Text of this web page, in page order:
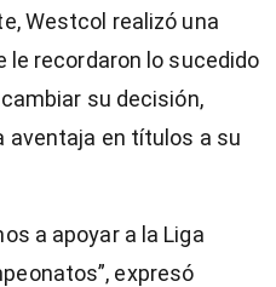
Westcol realizó una
le recordaron lo sucedido
su decisión,
aventaja en títulos a su
a apoyar a la Liga
expresó